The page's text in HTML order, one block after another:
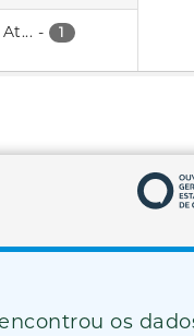
- 1
os